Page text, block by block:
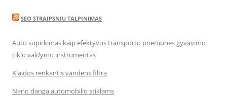
SEO STRAIPSNIU TALPINIMAS
Auto supirkimas kaip efektyvus transporto priemonės gyvavimo
ciklo valdymo instrumentas
Klaidos renkantis vandens filtrą
Nano danga automobilio stiklams